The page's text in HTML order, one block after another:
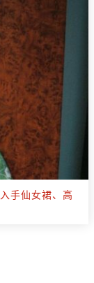
手仙女裙、高